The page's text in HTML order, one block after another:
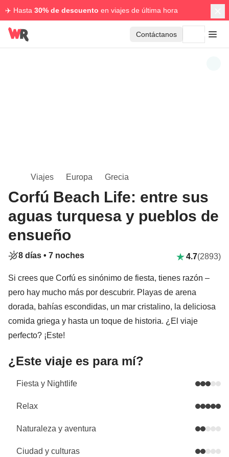
✈️ Hasta 30% de descuento en viajes de última hora
Contáctanos
Viajes Europa Grecia
Corfú Beach Life: entre sus
aguas turquesa y pueblos de
ensueño
8 días • 7 noches 4.7(2893)
Si crees que Corfú es sinónimo de fiesta, tienes razón –
pero hay mucho más por descubrir. Playas de arena
dorada, bahías escondidas, un mar cristalino, la deliciosa
comida griega y hasta un toque de historia. ¿El viaje
perfecto? ¡Este!
¿Este viaje es para mí?
Fiesta y Nightlife
Relax
Naturaleza y aventura
Ciudad y culturas